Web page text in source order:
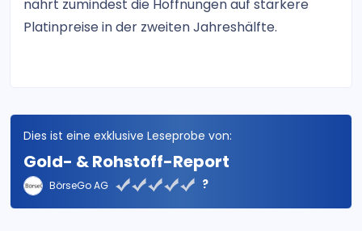
nährt zumindest die Hoffnungen auf stärkere
Platinpreise in der zweiten Jahreshälfte.
Dies ist eine exklusive Leseprobe von:
Gold- & Rohstoff-Report
BörseGo AG ?